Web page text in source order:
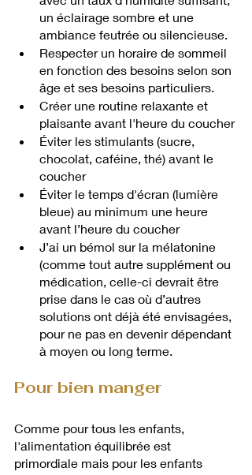
un éclairage sombre et une
ambiance feutrée ou silencieuse.
Respecter un horaire de sommeil
en fonction des besoins selon son
âge et ses besoins particuliers.
Créer une routine relaxante et
plaisante avant l'heure du coucher
Éviter les stimulants (sucre,
chocolat, caféine, thé) avant le
coucher
Éviter le temps d'écran (lumière
bleue) au minimum une heure
avant l’heure du coucher
J’ai un bémol sur la mélatonine
(comme tout autre supplément ou
médication, celle-ci devrait être
prise dans le cas où d’autres
solutions ont déjà été envisagées,
pour ne pas en devenir dépendant
à moyen ou long terme.
Pour bien manger
Comme pour tous les enfants,
l'alimentation équilibrée est
primordiale mais pour les enfants